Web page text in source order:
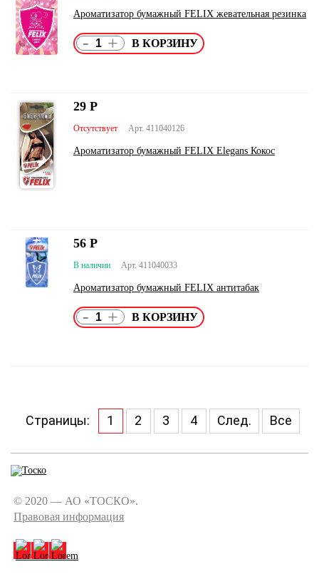
Ароматизатор бумажный FELIX жевательная резинка
- +
Арт. 411040126
Отсутствует
Ароматизатор бумажный FELIX Elegans Кокос
29 Р
Арт. 411040033
В наличии
Ароматизатор бумажный FELIX антитабак
56 Р
- +
Страницы: 1 2 3 4 След. Все
© 2020 — АО «ТОСКО».
Правовая информация